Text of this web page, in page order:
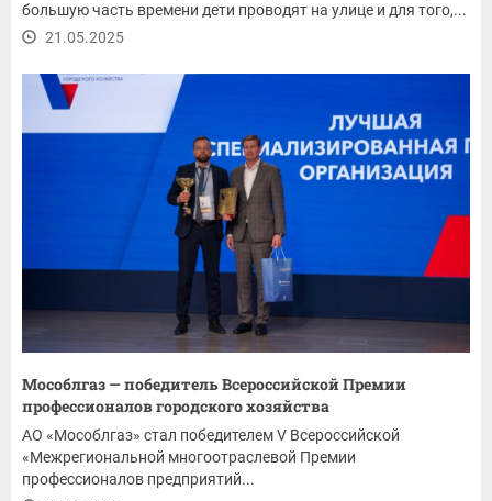
большую часть времени дети проводят на улице и для того,...
21.05.2025
Мособлгаз — победитель Всероссийской Премии
профессионалов городского хозяйства
АО «Мособлгаз» стал победителем V Всероссийской
«Межрегиональной многоотраслевой Премии
профессионалов предприятий...